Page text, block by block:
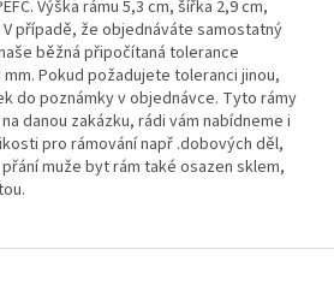
Výška rámu 5,3 cm, šířka 2,9 cm,
případě, že objednáváte samostatný
běžná připočítaná tolerance
Pokud požadujete toleranci jinou,
do poznámky v objednávce. Tyto rámy
danou zakázku, rádi vám nabídneme i
pro rámování např .dobových děl,
muže byt rám také osazen sklem,